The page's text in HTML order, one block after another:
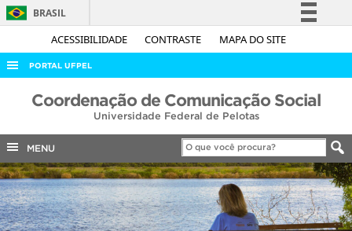
ACESSIBILIDADE CONTRASTE MAPA DO SITE
BRASIL
Simplifique!
Acesso à informação
Legislação
Canais
PORTAL UFPEL
ACESSO À INFORMAÇÃO
COBALTO
CONCURSOS
EDITAIS
INTERNACIONAL
Coordenação de Comunicação Social
Universidade Federal de Pelotas
MENU